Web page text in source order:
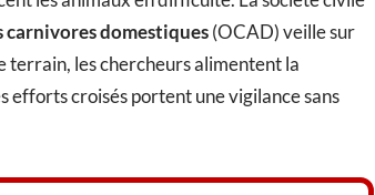
domestiques(OCAD) veille sur
terrain, les chercheurs alimentent la
efforts croisés portent une vigilance sans